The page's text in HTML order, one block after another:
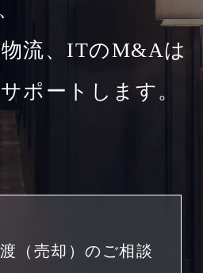
流、ITのM&Aは
ポートします。
（売却）のご相談